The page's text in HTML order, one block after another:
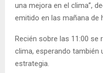
una mejora en el clima”,
emitido en las mañana de
Recién sobre las 11:00 se
clima, esperando también
estrategia.